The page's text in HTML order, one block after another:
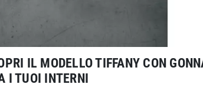
IL MODELLO TIFFANY CON
I TUOI INTERNI